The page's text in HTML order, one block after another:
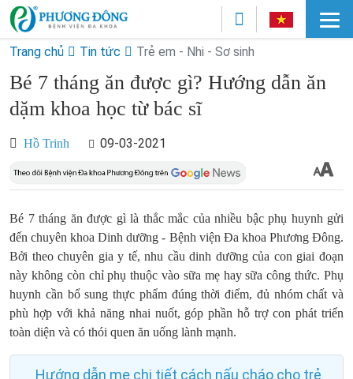
Trang chủ Tin tức Trẻ em - Nhi - Sơ sinh
Bé 7 tháng ăn được gì? Hướng dẫn ăn
dặm khoa học từ bác sĩ
Hồ Trinh 09-03-2021
Bé 7 tháng ăn được gì là thắc mắc của nhiều bậc phụ huynh gửi
đến chuyên khoa Dinh dưỡng - Bệnh viện Đa khoa Phương Đông.
Bởi theo chuyên gia y tế, nhu cầu dinh dưỡng của con giai đoạn
này không còn chỉ phụ thuộc vào sữa mẹ hay sữa công thức. Phụ
huynh cần bổ sung thực phẩm đúng thời điểm, đủ nhóm chất và
phù hợp với khả năng nhai nuốt, góp phần hỗ trợ con phát triển
toàn diện và có thói quen ăn uống lành mạnh.
Hướng dẫn mẹ chi tiết cách nấu cháo cho trẻ